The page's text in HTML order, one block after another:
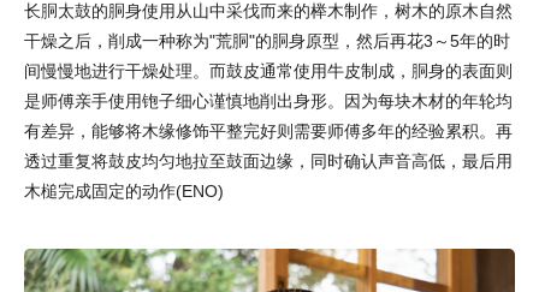
长胴太鼓的胴身使用从山中采伐而来的榉木制作，树木的原木自然
干燥之后，削成一种称为"荒胴"的胴身原型，然后再花3～5年的时
间慢慢地进行干燥处理。而鼓皮通常使用牛皮制成，胴身的表面则
是师傅亲手使用铇子细心谨慎地削出身形。因为每块木材的年轮均
有差异，能够将木缘修饰平整完好则需要师傅多年的经验累积。再
透过重复将鼓皮均匀地拉至鼓面边缘，同时确认声音高低，最后用
木槌完成固定的动作(ENO)